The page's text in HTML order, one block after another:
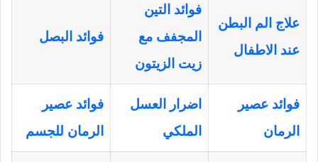
علاج الم البطن
عند الاطفال
فوائد التين
المجفف مع
زيت الزيتون
فوائد البصل
فوائد عصير
الرمان
اضرار العسل
الملكي
فوائد عصير
الرمان للجسم